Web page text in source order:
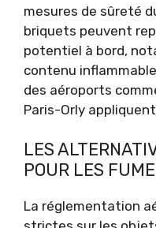
mesures de sûreté
briquets peuvent
potentiel à bord,
contenu
des aéroports
Paris-Orly
LES
POUR LES
La réglementation